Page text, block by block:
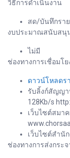
วิธีการดำเนินงาน
สด/บันทึกรา
งบประมาณสนับสนุ
ไม่มี
ช่องทางการเชื่อมโ
ดาวน์โหลดร
รับลิ้งก์สัญญา
128Kb/s
เว็บไซต์สมา
เว็บไซต์สำนั
ช่องทางการส่งกระ